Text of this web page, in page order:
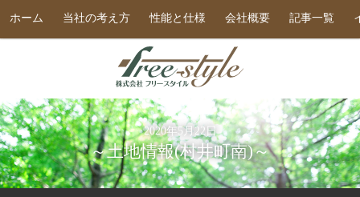
ホーム 当社の考え方 性能と仕様 会社概要 記事一覧
2020年5月22日
～土地情報(村井町南)～